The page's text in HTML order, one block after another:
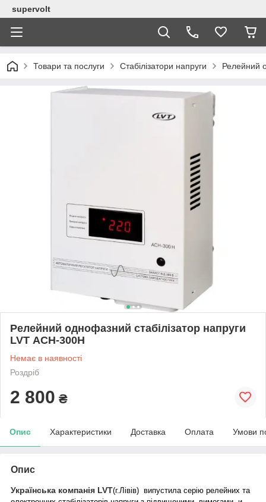
supervolt
Товари та послуги Стабілізатори напруги Релейний
Релейний однофазний стабілізатор напруги
LVT АСН-300Н
Немає в наявності
Роздріб
2 800 ₴
Опис Характеристики Доставка Оплата Умови
Опис
Українська компанія LVT(г.Лівів) випустила серію релейних та